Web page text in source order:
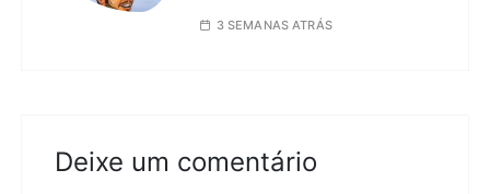
3 SEMANAS ATRÁS
Deixe um comentário